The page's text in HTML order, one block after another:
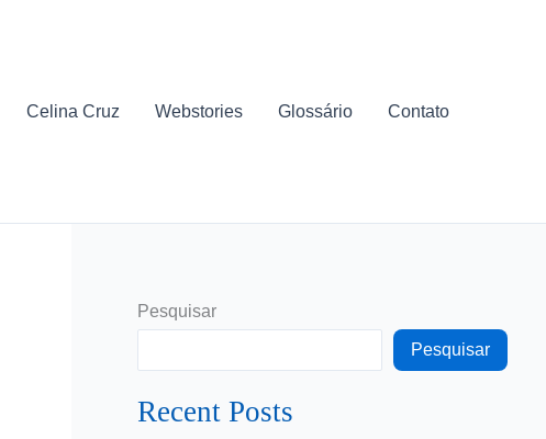
Celina Cruz Webstories Glossário Contato
Pesquisar
Pesquisar
Recent Posts